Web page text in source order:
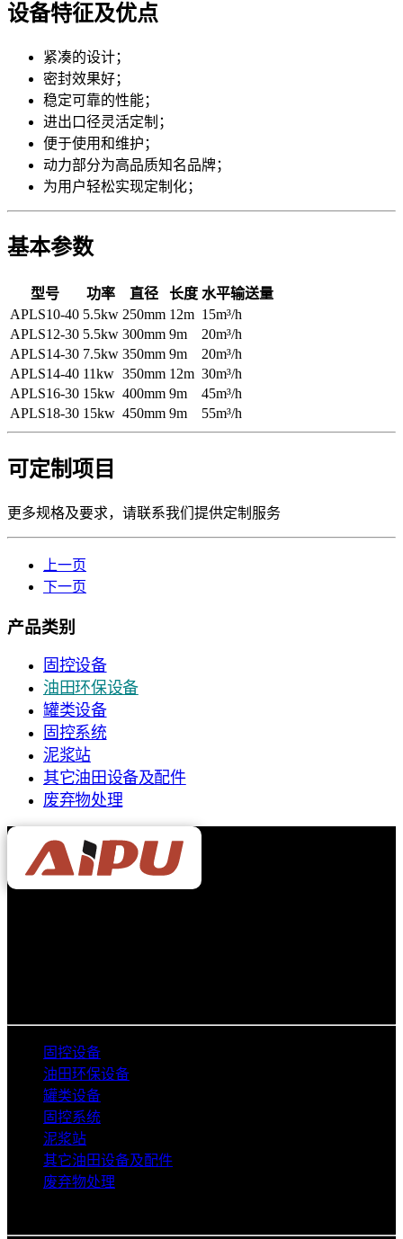
设备特征及优点
紧凑的设计；
密封效果好；
稳定可靠的性能；
进出口径灵活定制；
便于使用和维护；
动力部分为高品质知名品牌；
为用户轻松实现定制化；
基本参数
型号 功率 直径 长度 水平输送量
APLS10-40 5.5kw 250mm 12m 15m³/h
APLS12-30 5.5kw 300mm 9m
20m³/h
APLS14-30 7.5kw 350mm 9m
20m³/h
APLS14-40 11kw 350mm 12m 30m³/h
APLS16-30 15kw 400mm 9m
45m³/h
APLS18-30 15kw 450mm 9m 55m³/h
可定制项目
更多规格及要求，请联系我们提供定制服务
上一页
下一页
产品类别
固控设备
油田环保设备
罐类设备
固控系统
泥浆站
其它油田设备及配件
废弃物处理
固控设备
油田环保设备
罐类设备
固控系统
泥浆站
其它油田设备及配件
废弃物处理